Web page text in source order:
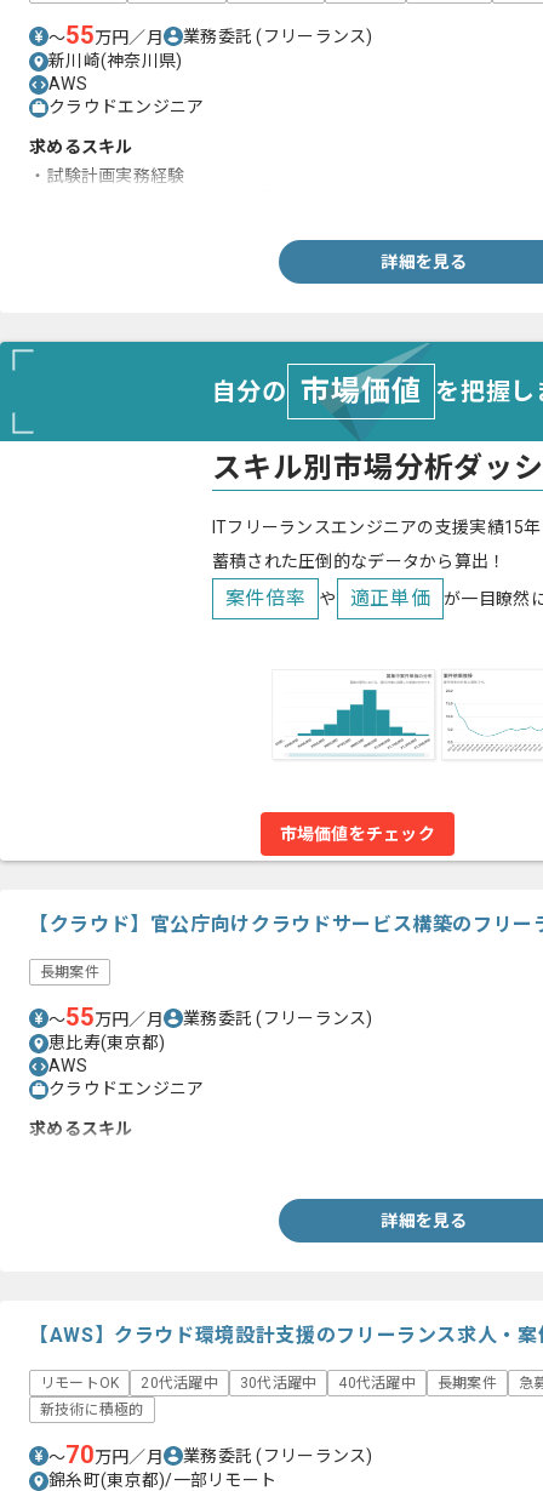
〜55万円／月 業務委託(フリーランス)
新川崎(神奈川県)
AWS
クラウドエンジニア
求めるスキル
・試験計画実務経験
詳細を見る
自分の 市場価値 を把握
スキル別市場分析ダッ
ITフリーランスエンジニアの支援実績15
蓄積された圧倒的なデータから算出！
案件倍率 や 適正単価 が一目瞭然
市場価値をチェック
【クラウド】官公庁向けクラウドサービス構築のフリ
長期案件
〜55万円／月 業務委託(フリーランス)
恵比寿(東京都)
AWS
クラウドエンジニア
求めるスキル
詳細を見る
【AWS】クラウド環境設計支援のフリーランス求人・案
リモートOK 20代活躍中 30代活躍中 40代活躍中 長期案件
急
新技術に積極的
〜70万円／月 業務委託(フリーランス)
錦糸町(東京都)/一部リモート